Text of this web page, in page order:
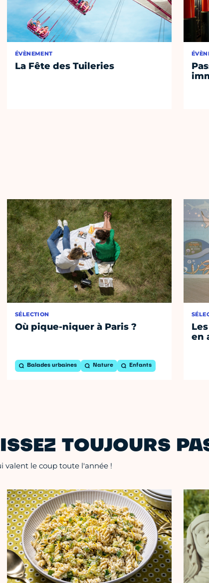
ÉVÈNEMENT
La Fête des Tuileries
SÉLECTION
Où pique-niquer à Paris ?
Balades urbaines Nature Enfants
en
TOUJOURS
valent le coup toute l'année !